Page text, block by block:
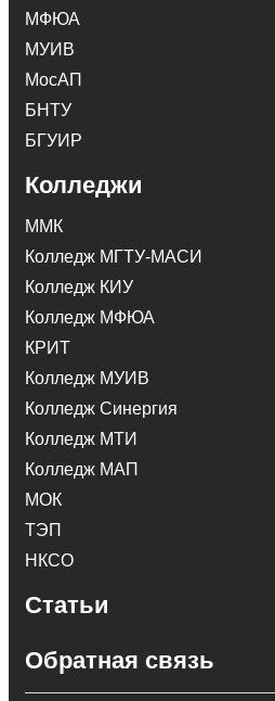
МФЮА
МУИВ
МосАП
БНТУ
БГУИР
Колледжи
ММК
Колледж МГТУ-МАСИ
Колледж КИУ
Колледж МФЮА
КРИТ
Колледж МУИВ
Колледж Синергия
Колледж МТИ
Колледж МАП
МОК
ТЭП
НКСО
Статьи
Обратная связь